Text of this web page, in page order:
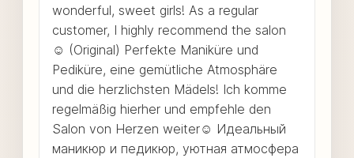
wonderful, sweet girls! As a regular
customer, I highly recommend the salon
☺️ (Original) Perfekte Maniküre und
Pediküre, eine gemütliche Atmosphäre
und die herzlichsten Mädels! Ich komme
regelmäßig hierher und empfehle den
Salon von Herzen weiter☺️ Идеальный
маникюр и педикюр, уютная атмосфера